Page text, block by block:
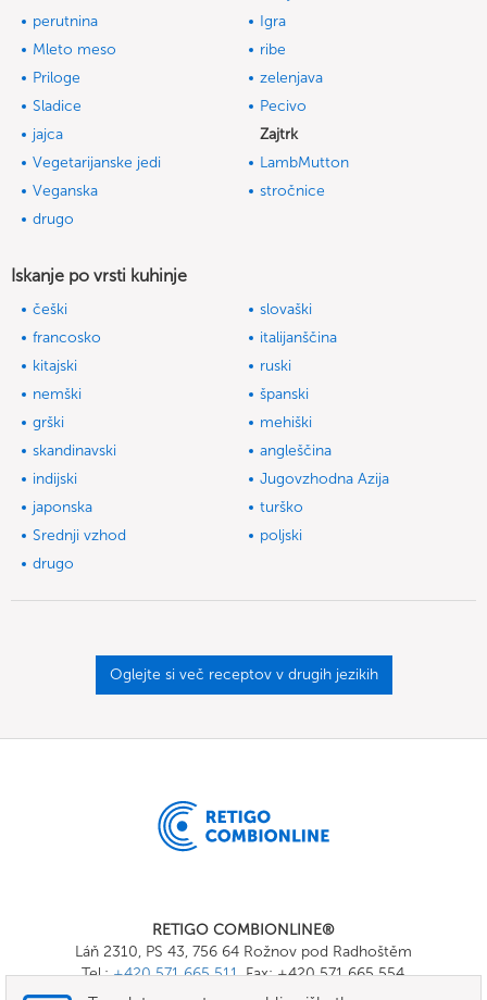
perutnina
Igra
Mleto meso
ribe
Priloge
zelenjava
Sladice
Pecivo
jajca
Zajtrk
Vegetarijanske jedi
LambMutton
Veganska
stročnice
drugo
Iskanje po vrsti kuhinje
češki
slovaški
francosko
italijanščina
kitajski
ruski
nemški
španski
grški
mehiški
skandinavski
angleščina
indijski
Jugovzhodna Azija
japonska
turško
Srednji vzhod
poljski
drugo
Oglejte si več receptov v drugih jezikih
RETIGO COMBIONLINE®
Láň 2310, PS 43, 756 64 Rožnov pod Radhoštěm
Tel.:+420 571 665 511, Fax: +420 571 665 554
E-mail:
info@combionline.com